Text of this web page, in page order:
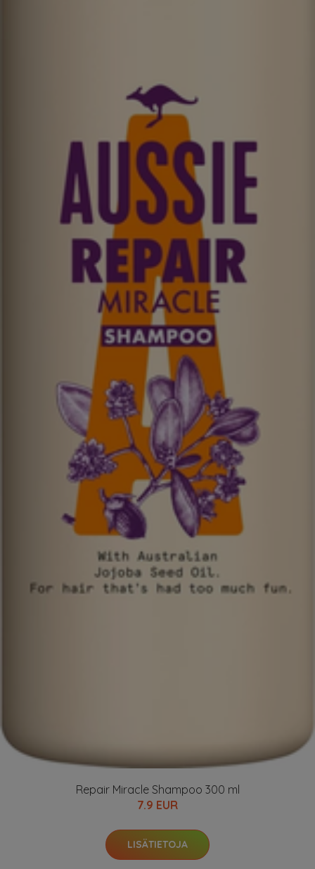
Repair Miracle Shampoo 300 ml
7.9 EUR
LISÄTIETOJA